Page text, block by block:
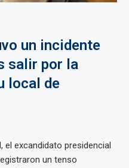
un incidente
salir por la
local de
el excandidato presidencial
un tenso